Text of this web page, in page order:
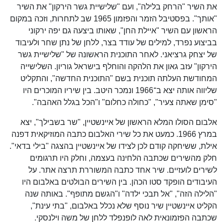
את השיר "הרחק בלילה", ועם "שלישיית גשר הירקון" את השיר
"אותך". בפסטיבל הזמר והפזמון 1965 שב לתחרות, וזכה במקום
הראשון עם השיר "איילת החן", שאותו ביצעה גם יפה ירקוני
בביצוע נפרד, למילים של עודד בצר, ללחן של נתן שחר ולעיבוד
של יצחק גרציאני. לאחר התוכנית הראשונה של "שלישיית גשר
הירקון" עזב גאון את הלהקה והוחלף בישראל גוריון. השלישייה
המחודשת העלתה תוכנית בשם "התוכנית החדשה", והתקליט
שליווה אותה יצא ב־1966 ונמכר היטב. בין שיריו המוכרים היו
"סימן שאתה צעיר", "כחולה כחלום" ו"הכל בגלל האהבה".
אלבום הסולו המלא הראשון של איינשטיין, "שר בשבילך", יצא
במרץ 1966. כמעט את כל שירי האלבום כתבה המוזיקאית דפנה
אילת, ששיחקה קודם לכן לצידו של איינשטיין בהצגה "בילי בדאי".
חלק מהשירים שכתבה הלחינה בעצמה, וחלק היו תרגומים
לשירים לועזיים. שיר אחד כתבה המשוררת תרצה אתר. על
העיבודים הופקד סטו הכהן. בין השירים הבולטים באלבום היו
"הלילה הזה", "אל תבכי ילדה" ו"הגשם מתופף". באותה שנה
הקליט איינשטיין שיר נוסף שלא נכלל באלבום, "בתי עינת",
שכתבה הפזמונאית לאה לופנפלד ללחן של משה וילנסקי.